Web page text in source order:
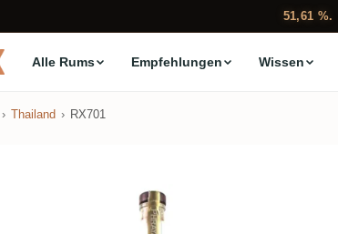
51,61 %.
Alle Rums Empfehlungen Wissen
Thailand RX701